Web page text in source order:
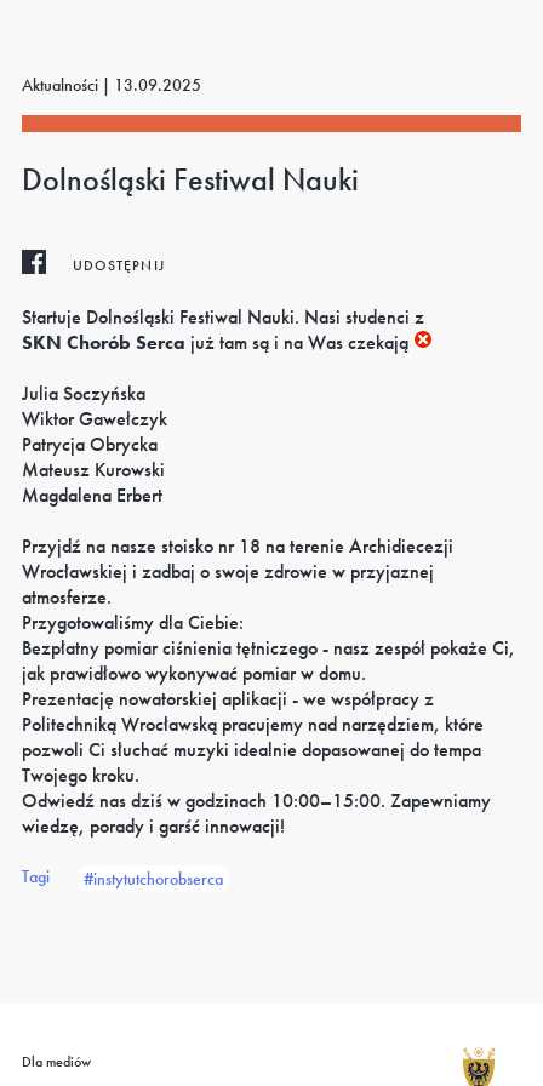
Aktualności | 13.09.2025
Dolnośląski Festiwal Nauki
UDOSTĘPNIJ
Startuje Dolnośląski Festiwal Nauki. Nasi studenci z
SKN Chorób Serca już tam są i na Was czekają
Julia Soczyńska
Wiktor Gawełczyk
Patrycja Obrycka
Mateusz Kurowski
Magdalena Erbert
Przyjdź na nasze stoisko nr 18 na terenie Archidiecezji
Wrocławskiej i zadbaj o swoje zdrowie w przyjaznej
atmosferze.
​Przygotowaliśmy dla Ciebie:
​Bezpłatny pomiar ciśnienia tętniczego - nasz zespół pokaże Ci,
jak prawidłowo wykonywać pomiar w domu.
​Prezentację nowatorskiej aplikacji - we współpracy z
Politechniką Wrocławską pracujemy nad narzędziem, które
pozwoli Ci słuchać muzyki idealnie dopasowanej do tempa
Twojego kroku.
​Odwiedź nas dziś w godzinach 10:00–15:00. Zapewniamy
wiedzę, porady i garść innowacji!
Tagi #instytutchorobserca
Dla mediów